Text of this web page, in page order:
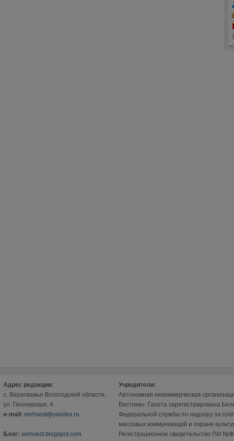
Адрес редакции:
с. Верховажье Вологодской области,
ул. Пионерская, 4.
е-mail: verhvest@yandex.ru
Блог: verhvest.blogspot.com
Учредители:
Автономная некоммерческая
Вестник». Газета зарегистрирована
Федеральной службы по надзору за
массовых коммуникаций и охране
Регистрационное свидетельство ПИ